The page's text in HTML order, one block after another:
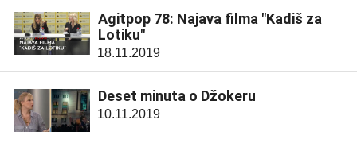
Agitpop 78: Najava filma "Kadiš za
Lotiku"
18.11.2019
Deset minuta o Džokeru
10.11.2019